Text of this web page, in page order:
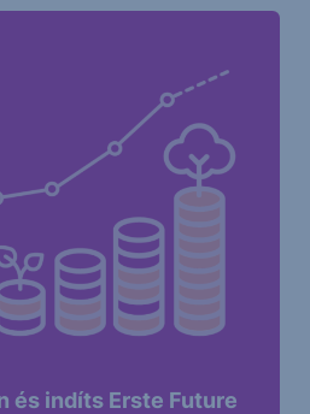
és indíts Erste Future